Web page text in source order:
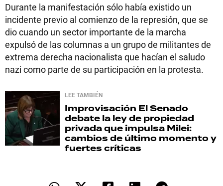
Durante la manifestación sólo había existido un
incidente previo al comienzo de la represión, que se
dio cuando un sector importante de la marcha
expulsó de las columnas a un grupo de militantes de
extrema derecha nacionalista que hacían el saludo
nazi como parte de su participación en la protesta.
LEE TAMBIÉN
Improvisación El Senado
debate la ley de propiedad
privada que impulsa Milei:
cambios de último momento y
fuertes críticas